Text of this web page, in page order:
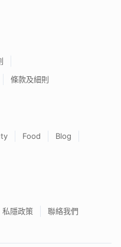
條款及細則
Food
Blog
私隱政策 聯絡我們